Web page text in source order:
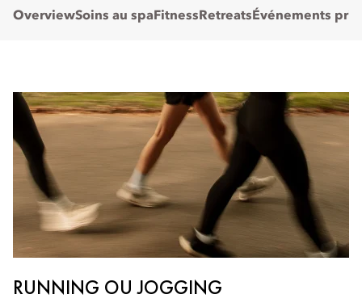
OverviewSoins au spa Fitness Retreats Événements
RUNNING OU JOGGING